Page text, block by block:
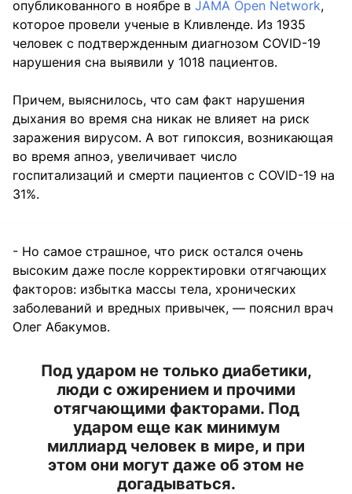
опубликованного в ноябре в JAMA Open Network,
которое провели ученые в Кливленде. Из 1935
человек с подтвержденным диагнозом COVID-19
нарушения сна выявили у 1018 пациентов.
Причем, выяснилось, что сам факт нарушения
дыхания во время сна никак не влияет на риск
заражения вирусом. А вот гипоксия, возникающая
во время апноэ, увеличивает число
госпитализаций и смерти пациентов с COVID-19 на
31%.
- Но самое страшное, что риск остался очень
высоким даже после корректировки отягчающих
факторов: избытка массы тела, хронических
заболеваний и вредных привычек, — пояснил врач
Олег Абакумов.
Под ударом не только диабетики,
люди с ожирением и прочими
отягчающими факторами. Под
ударом еще как минимум
миллиард человек в мире, и при
этом они могут даже об этом не
догадываться.